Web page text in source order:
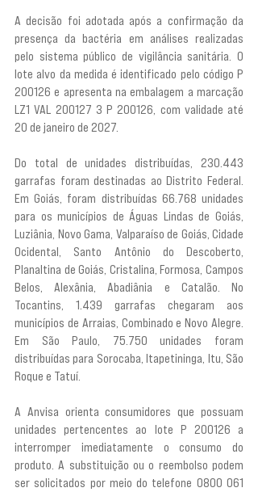
A decisão foi adotada após a confirmação da
presença da bactéria em análises realizadas
pelo sistema público de vigilância sanitária. O
lote alvo da medida é identificado pelo código P
200126 e apresenta na embalagem a marcação
LZ1 VAL 200127 3 P 200126, com validade até
20 de janeiro de 2027.
Do total de unidades distribuídas, 230.443
garrafas foram destinadas ao Distrito Federal.
Em Goiás, foram distribuídas 66.768 unidades
para os municípios de Águas Lindas de Goiás,
Luziânia, Novo Gama, Valparaíso de Goiás, Cidade
Ocidental, Santo Antônio do Descoberto,
Planaltina de Goiás, Cristalina, Formosa, Campos
Belos, Alexânia, Abadiânia e Catalão. No
Tocantins, 1.439 garrafas chegaram aos
municípios de Arraias, Combinado e Novo Alegre.
Em São Paulo, 75.750 unidades foram
distribuídas para Sorocaba, Itapetininga, Itu, São
Roque e Tatuí.
A Anvisa orienta consumidores que possuam
unidades pertencentes ao lote P 200126 a
interromper imediatamente o consumo do
produto. A substituição ou o reembolso podem
ser solicitados por meio do telefone 0800 061